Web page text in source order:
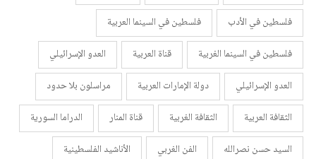
فلسطين في الأدب
فلسطين في السينما العربية
فلسطين في السينما الغربية
قناة العربية
العدو الإسرائيلي
العدو الإسرائيلي
دولة الإمارات العربية
مراسلون بلا حدود
الثقافة العربية
الثقافة الغربية قناة المنار
الدراما السورية
السيد حسن نصرالله
الفن الغربي
الأناشيد الفلسطينية